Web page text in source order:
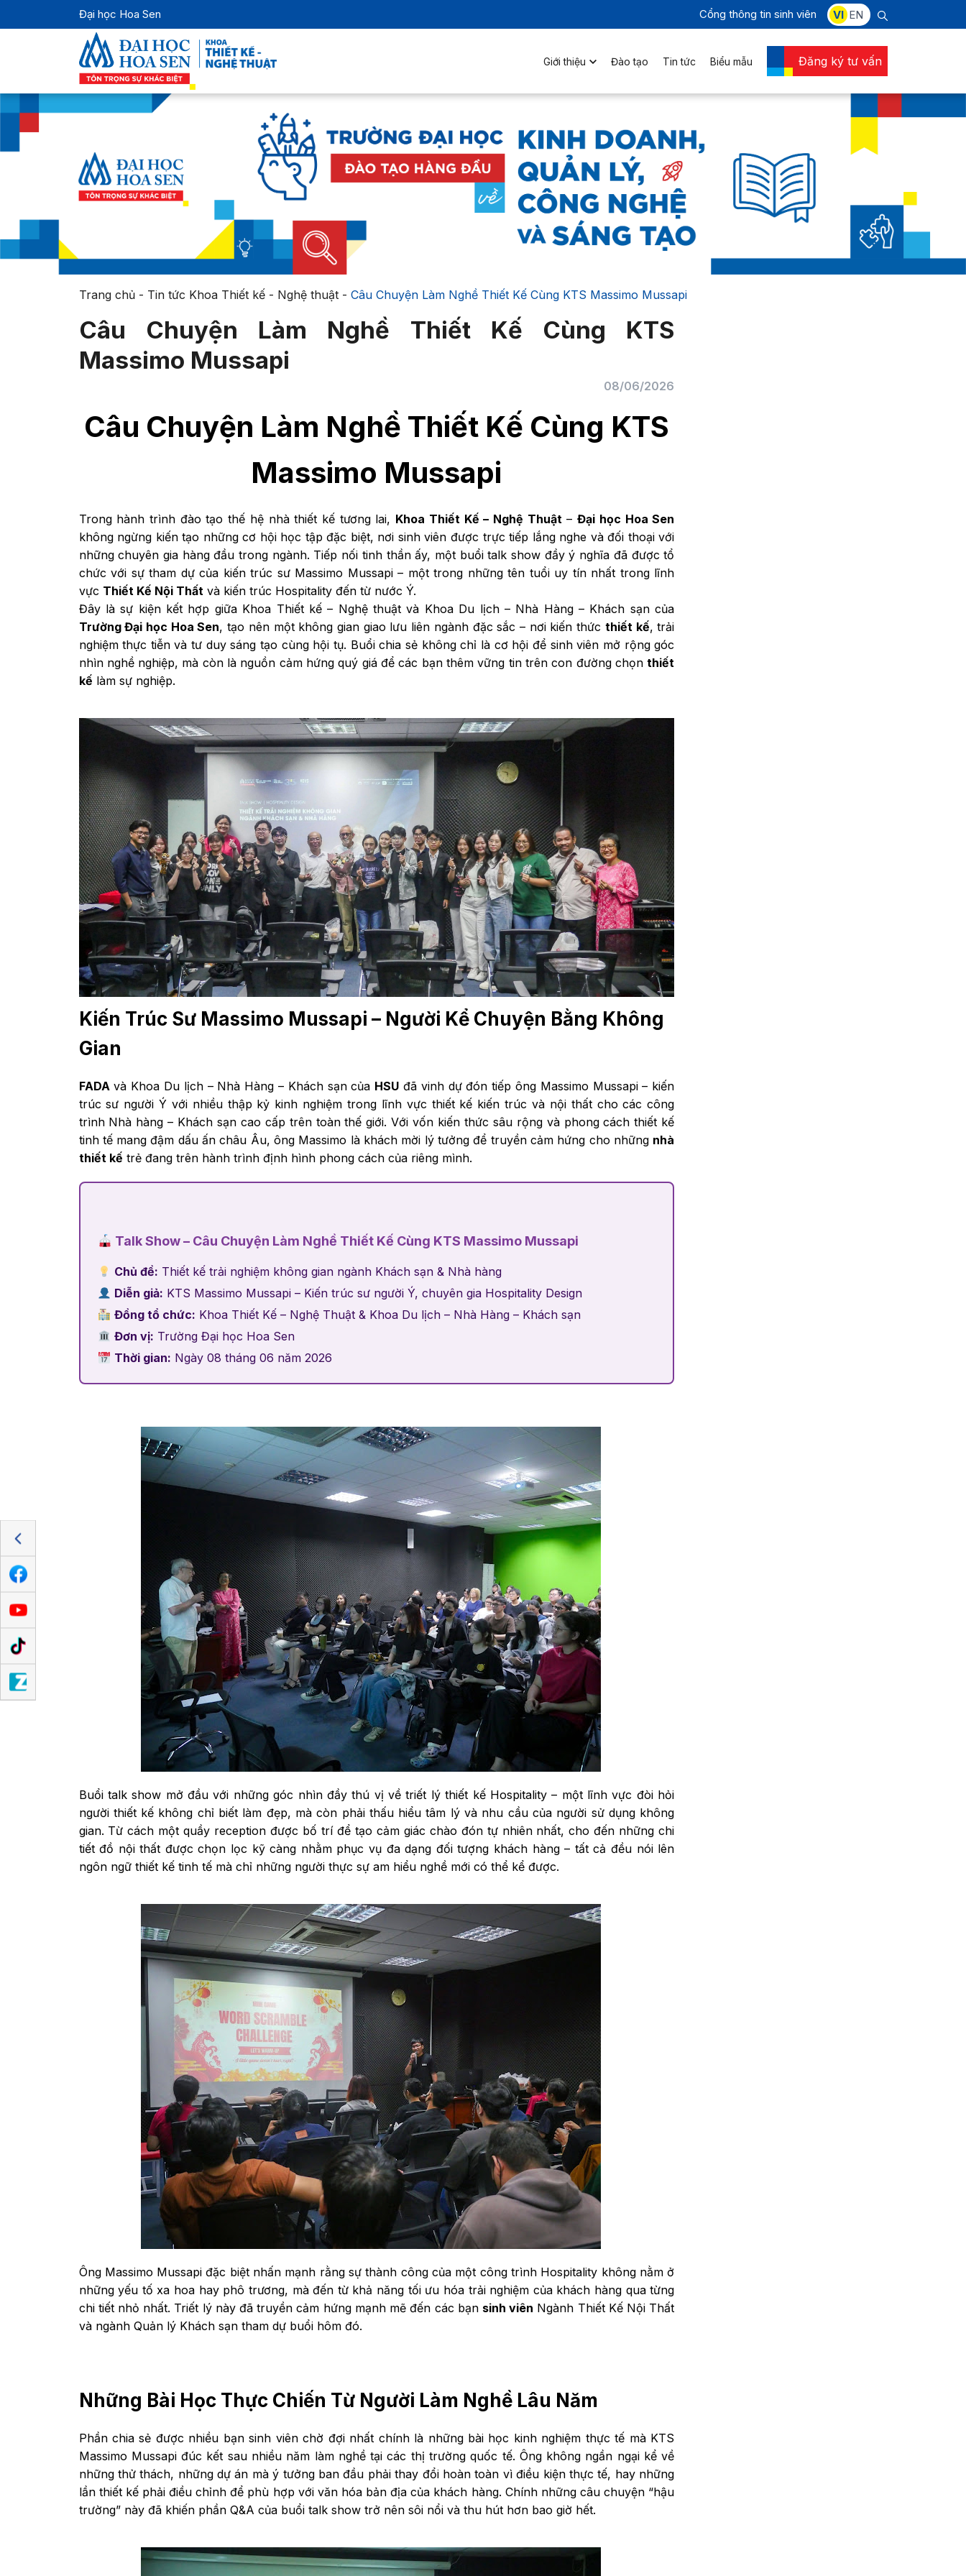
Đại học Hoa Sen Cổng thông tin sinh viên VI EN
Giới thiệu Đào tạo Tin tức Biểu mẫu Đăng ký tư vấn
Trang chủ- Tin tức Khoa Thiết kế - Nghệ thuật- Câu Chuyện Làm Nghề Thiết Kế Cùng KTS Massimo Mussapi
Câu Chuyện Làm Nghề Thiết Kế Cùng KTS
Massimo Mussapi
08/06/2026
Câu Chuyện Làm Nghề Thiết Kế Cùng KTS
Massimo Mussapi
Trong hành trình đào tạo thế hệ nhà thiết kế tương lai, Khoa Thiết Kế – Nghệ Thuật–Đại học Hoa Sen
không ngừng kiến tạo những cơ hội học tập đặc biệt, nơi sinh viên được trực tiếp lắng nghe và đối thoại với
những chuyên gia hàng đầu trong ngành. Tiếp nối tinh thần ấy, một buổi talk show đầy ý nghĩa đã được tổ
chức với sự tham dự của kiến trúc sư Massimo Mussapi – một trong những tên tuổi uy tín nhất trong lĩnh
vực Thiết Kế Nội Thấtvà kiến trúc Hospitality đến từ nước Ý.
Đây là sự kiện kết hợp giữa Khoa Thiết kế – Nghệ thuật và Khoa Du lịch – Nhà Hàng – Khách sạn của
Trường Đại học Hoa Sen, tạo nên một không gian giao lưu liên ngành đặc sắc – nơi kiến thức thiết kế, trải
nghiệm thực tiễn và tư duy sáng tạo cùng hội tụ. Buổi chia sẻ không chỉ là cơ hội để sinh viên mở rộng góc
nhìn nghề nghiệp, mà còn là nguồn cảm hứng quý giá để các bạn thêm vững tin trên con đường chọnthiết
kế làm sự nghiệp.
Kiến Trúc Sư Massimo Mussapi – Người Kể Chuyện Bằng Không
Gian
FADAvà Khoa Du lịch – Nhà Hàng – Khách sạn của HSU đã vinh dự đón tiếp ông Massimo Mussapi – kiến
trúc sư người Ý với nhiều thập kỷ kinh nghiệm trong lĩnh vực thiết kế kiến trúc và nội thất cho các công
trình Nhà hàng – Khách sạn cao cấp trên toàn thế giới. Với vốn kiến thức sâu rộng và phong cách thiết kế
tinh tế mang đậm dấu ấn châu Âu, ông Massimo là khách mời lý tưởng để truyền cảm hứng cho những nhà
thiết kế trẻ đang trên hành trình định hình phong cách của riêng mình.
Talk Show – Câu Chuyện Làm Nghề Thiết Kế Cùng KTS Massimo Mussapi
Chủ đề: Thiết kế trải nghiệm không gian ngành Khách sạn & Nhà hàng
Diễn giả: KTS Massimo Mussapi – Kiến trúc sư người Ý, chuyên gia Hospitality Design
Đồng tổ chức: Khoa Thiết Kế – Nghệ Thuật & Khoa Du lịch – Nhà Hàng – Khách sạn
Đơn vị: Trường Đại học Hoa Sen
Thời gian: Ngày 08 tháng 06 năm 2026
Buổi talk show mở đầu với những góc nhìn đầy thú vị về triết lý thiết kế Hospitality – một lĩnh vực đòi hỏi
người thiết kế không chỉ biết làm đẹp, mà còn phải thấu hiểu tâm lý và nhu cầu của người sử dụng không
gian. Từ cách một quầy reception được bố trí để tạo cảm giác chào đón tự nhiên nhất, cho đến những chi
tiết đồ nội thất được chọn lọc kỹ càng nhằm phục vụ đa dạng đối tượng khách hàng – tất cả đều nói lên
ngôn ngữ thiết kế tinh tế mà chỉ những người thực sự am hiểu nghề mới có thể kể được.
Ông Massimo Mussapi đặc biệt nhấn mạnh rằng sự thành công của một công trình Hospitality không nằm ở
những yếu tố xa hoa hay phô trương, mà đến từ khả năng tối ưu hóa trải nghiệm của khách hàng qua từng
chi tiết nhỏ nhất. Triết lý này đã truyền cảm hứng mạnh mẽ đến các bạn sinh viên Ngành Thiết Kế Nội Thất
và ngành Quản lý Khách sạn tham dự buổi hôm đó.
Những Bài Học Thực Chiến Từ Người Làm Nghề Lâu Năm
Phần chia sẻ được nhiều bạn sinh viên chờ đợi nhất chính là những bài học kinh nghiệm thực tế mà KTS
Massimo Mussapi đúc kết sau nhiều năm làm nghề tại các thị trường quốc tế. Ông không ngần ngại kể về
những thử thách, những dự án mà ý tưởng ban đầu phải thay đổi hoàn toàn vì điều kiện thực tế, hay những
lần thiết kế phải điều chỉnh để phù hợp với văn hóa bản địa của khách hàng. Chính những câu chuyện “hậu
trường” này đã khiến phần Q&A của buổi talk show trở nên sôi nổi và thu hút hơn bao giờ hết.